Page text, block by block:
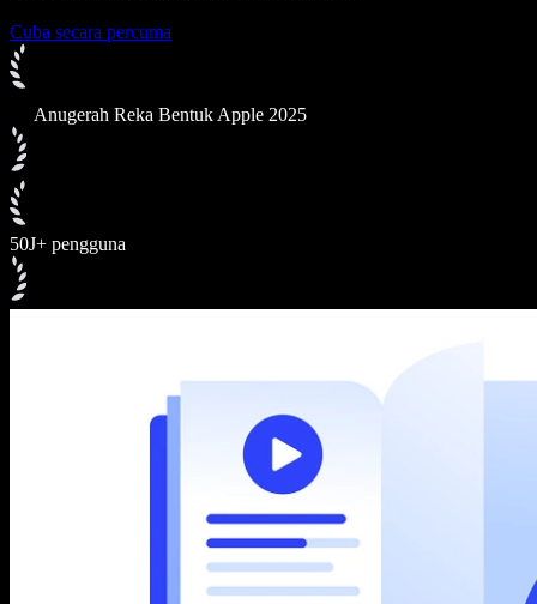
Cuba secara percuma
Anugerah Reka Bentuk Apple 2025
50J+ pengguna